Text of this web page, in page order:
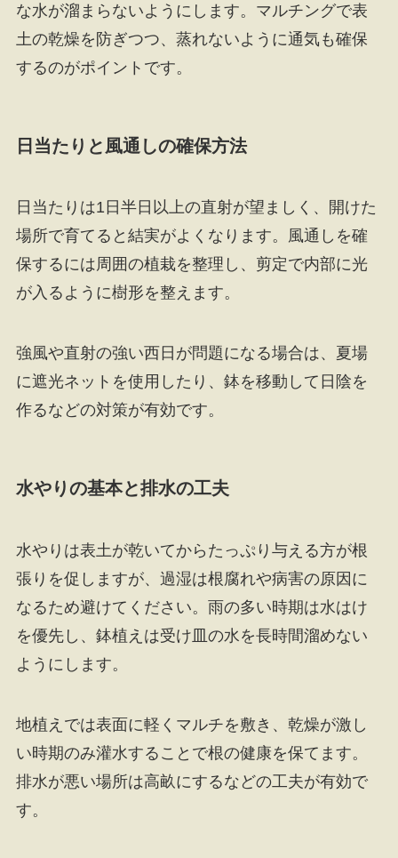
な水が溜まらないようにします。マルチングで表
土の乾燥を防ぎつつ、蒸れないように通気も確保
するのがポイントです。
日当たりと風通しの確保方法
日当たりは1日半日以上の直射が望ましく、開けた
場所で育てると結実がよくなります。風通しを確
保するには周囲の植栽を整理し、剪定で内部に光
が入るように樹形を整えます。
強風や直射の強い西日が問題になる場合は、夏場
に遮光ネットを使用したり、鉢を移動して日陰を
作るなどの対策が有効です。
水やりの基本と排水の工夫
水やりは表土が乾いてからたっぷり与える方が根
張りを促しますが、過湿は根腐れや病害の原因に
なるため避けてください。雨の多い時期は水はけ
を優先し、鉢植えは受け皿の水を長時間溜めない
ようにします。
地植えでは表面に軽くマルチを敷き、乾燥が激し
い時期のみ灌水することで根の健康を保てます。
排水が悪い場所は高畝にするなどの工夫が有効で
す。